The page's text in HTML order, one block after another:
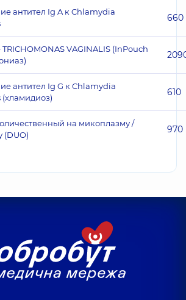
антител Ig A к Chlamydia
660
VAGINALIS (InPouch
антител Ig G к Chlamydia
610
на микоплазму /
(DUO)
970